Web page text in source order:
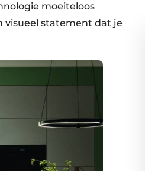
moeiteloos
visueel statement dat je